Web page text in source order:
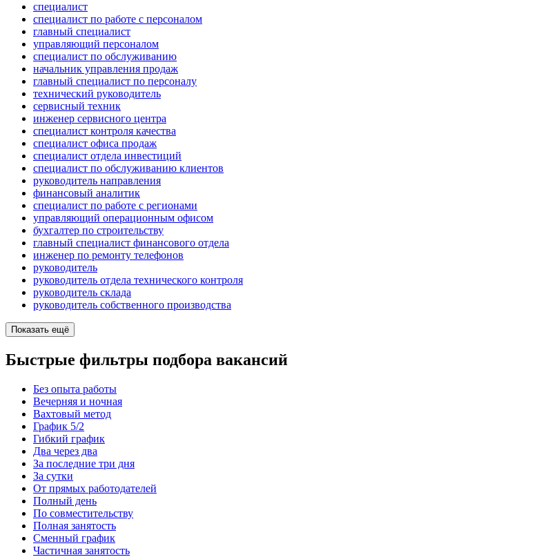
специалист
специалист по работе с персоналом
главный специалист
управляющий персоналом
специалист по обслуживанию
начальник управления продаж
главный специалист по персоналу
технический руководитель
сервисный техник
инженер сервисного центра
специалист контроля качества
специалист офиса продаж
специалист отдела инвестиций
специалист по обслуживанию клиентов
руководитель направления
финансовый аналитик
специалист по работе с регионами
управляющий операционным офисом
бухгалтер по строительству
главный специалист финансового отдела
инженер по ремонту телефонов
руководитель
руководитель отдела технического контроля
руководитель склада
руководитель собственного производства
Показать ещё
Быстрые фильтры подбора вакансий
Без опыта работы
Вечерняя и ночная
Вахтовый метод
График 5/2
Гибкий график
Два через два
За последние три дня
За сутки
От прямых работодателей
Полный день
По совместительству
Полная занятость
Сменный график
Частичная занятость